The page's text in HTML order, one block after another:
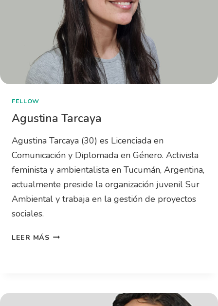
FELLOW
Agustina Tarcaya
Agustina Tarcaya (30) es Licenciada en
Comunicación y Diplomada en Género. Activista
feminista y ambientalista en Tucumán, Argentina,
actualmente preside la organización juvenil Sur
Ambiental y trabaja en la gestión de proyectos
sociales.
LEER MÁS